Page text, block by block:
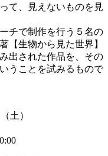
て、見えないものを見
チで制作を行う５名の
【生物から見た世界】
出された作品を、その
うことを試みるもので
土）